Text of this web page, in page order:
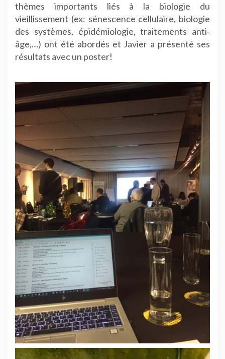
thèmes importants liés à la biologie du
vieillissement (ex: sénescence cellulaire, biologie
des systèmes, épidémiologie, traitements anti-
âge,…) ont été abordés et Javier a présenté ses
résultats avec un poster!